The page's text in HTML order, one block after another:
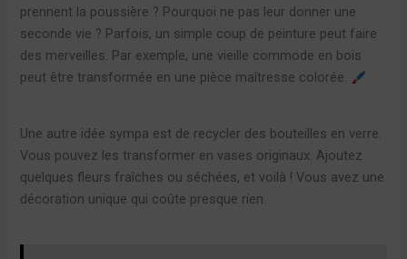
prennent la poussière ? Pourquoi ne pas leur donner une
seconde vie ? Parfois, un simple coup de peinture peut faire
des merveilles. Par exemple, une vieille commode en bois
peut être transformée en une pièce maîtresse colorée.
Une autre idée sympa est de recycler des bouteilles en verre.
Vous pouvez les transformer en vases originaux. Ajoutez
quelques fleurs fraîches ou séchées, et voilà ! Vous avez une
décoration unique qui coûte presque rien.